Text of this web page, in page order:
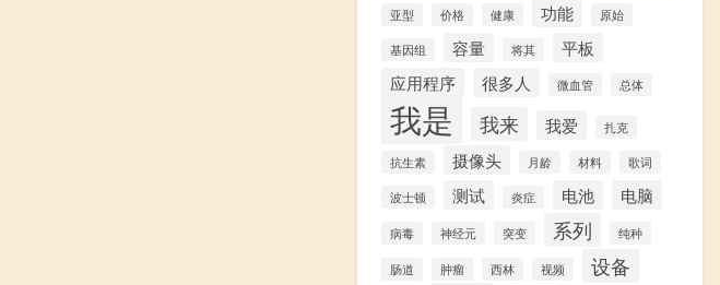
亚型 价格 健康 功能 原始
基因组 容量 将其
平板
应用程序
很多人 微血管 总体
我是 我来 我爱 扎克
抗生素 摄像头 月龄 材料 歌词
波士顿 测试 炎症 电池 电脑
病毒 神经元 突变 系列 纯种
肠道 肿瘤 西林 视频 设备